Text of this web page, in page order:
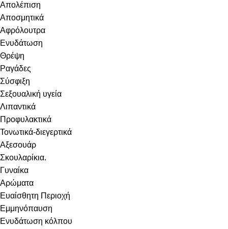
Απολέπιση
Αποσμητικά
Αφρόλουτρα
Ενυδάτωση
Θρέψη
Ραγάδες
Σύσφιξη
Σεξουαλική υγεία
Λιπαντικά
Προφυλακτικά
Τονωτικά-διεγερτικά
Αξεσουάρ
Σκουλαρίκια.
Γυναίκα
Αρώματα
Ευαίσθητη Περιοχή
Εμμηνόπαυση
Ενυδάτωση κόλπου